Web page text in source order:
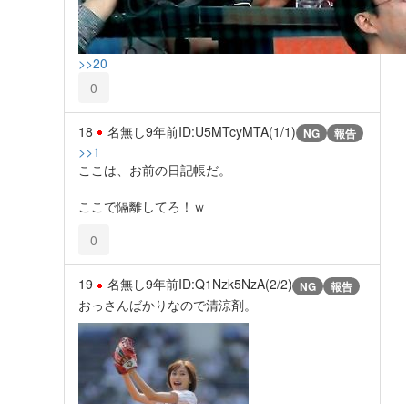
>>20
0
18 名無し9年前ID:U5MTcyMTA(1/1) NG 報告
>>1
ここは、お前の日記帳だ。
ここで隔離してろ！ｗ
0
19 名無し9年前ID:Q1Nzk5NzA(2/2) NG 報告
おっさんばかりなので清涼剤。